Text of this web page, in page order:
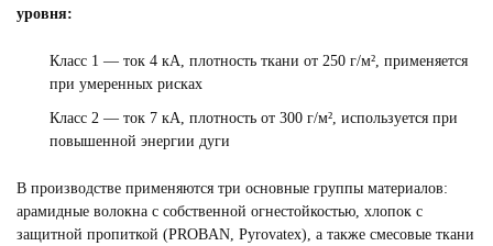
уровня:
Класс 1 — ток 4 кА, плотность ткани от 250 г/м², применяется
при умеренных рисках
Класс 2 — ток 7 кА, плотность от 300 г/м², используется при
повышенной энергии дуги
В производстве применяются три основные группы материалов:
арамидные волокна с собственной огнестойкостью, хлопок с
защитной пропиткой (PROBAN, Pyrovatex), а также смесовые ткани